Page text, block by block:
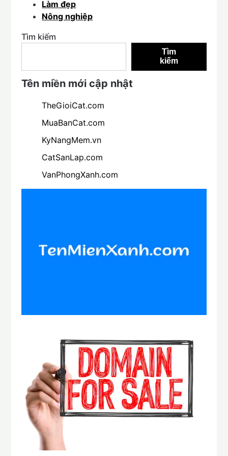
Làm đẹp
Nông nghiệp
Tìm kiếm
Tìm
kiếm
Tên miền mới cập nhật
TheGioiCat.com
MuaBanCat.com
KyNangMem.vn
CatSanLap.com
VanPhongXanh.com